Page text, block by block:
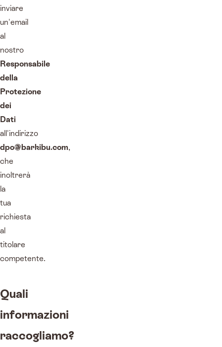
inviare
un'email
al
nostro
Responsabile
della
Protezione
dei
Dati
all'indirizzo
dpo@barkibu.com,
che
inoltrerà
la
tua
richiesta
al
titolare
competente.
Quali
informazioni
raccogliamo?